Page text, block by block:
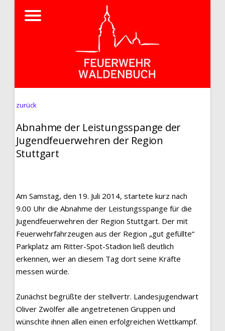
zurück
Abnahme der Leistungsspange der
Jugendfeuerwehren der Region
Stuttgart
Am Samstag, den 19. Juli 2014, startete kurz nach
9.00 Uhr die Abnahme der Leistungsspange für die
Jugendfeuerwehren der Region Stuttgart. Der mit
Feuerwehrfahrzeugen aus der Region „gut gefüllte“
Parkplatz am Ritter-Spot-Stadion ließ deutlich
erkennen, wer an diesem Tag dort seine Kräfte
messen würde.
Zunächst begrüßte der stellvertr. Landesjugendwart
Oliver Zwölfer alle angetretenen Gruppen und
wünschte ihnen allen einen erfolgreichen Wettkampf.